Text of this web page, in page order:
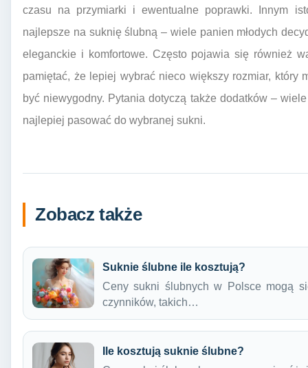
czasu na przymiarki i ewentualne poprawki. Innym
najlepsze na suknię ślubną – wiele panien młodych
eleganckie i komfortowe. Często pojawia się również
pamiętać, że lepiej wybrać nieco większy rozmiar, który
być niewygodny. Pytania dotyczą także dodatków –
najlepiej pasować do wybranej sukni.
Zobacz także
Suknie ślubne ile kosztują?
Ceny sukni ślubnych w Polsce mogą
czynników, takich…
Ile kosztują suknie ślubne?